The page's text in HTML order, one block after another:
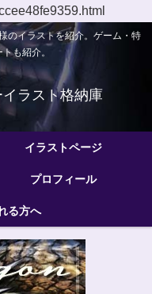
のイラストを紹介。ゲーム・特
も紹介。
ラスト格納庫
イラストページ
プロフィール
る方へ